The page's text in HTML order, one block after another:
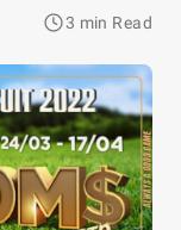
3 min Read